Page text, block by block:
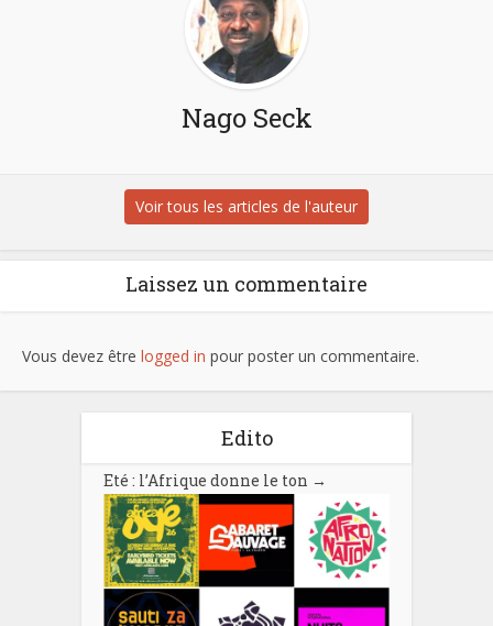
Nago Seck
Voir tous les articles de l'auteur
Laissez un commentaire
Vous devez être logged in pour poster un commentaire.
Edito
Eté : l’Afrique donne le ton →